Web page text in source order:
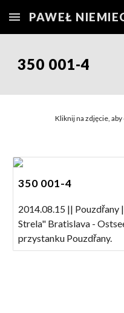
Skip to main content
PAWEŁ
350 001-4
Kliknij na zdjęcie,
350 001-4
2014.08.15 || Pouzdřany
Strela" Bratislava -
przystanku Pouzdřany.